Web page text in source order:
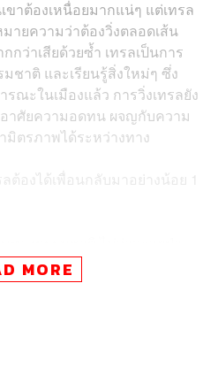
าต้องเหนื่อยมากแน่ๆ แต่เทรล
ายความว่าต้องวิ่งตลอดเส้น
กว่าเสียด้วยซ้ำ เทรลเป็นการ
ชาติ และเรียนรู้สิ่งใหม่ๆ ซึ่ง
ณะในเมืองแล้ว การวิ่งเทรลยัง
าศัยความอดทน ผจญกับความ
ตรภาพได้ระหว่างทาง
ต้องได้เพื่อนกลับมาอย่างน้อย 1
ะลำธาร เต็มไปด้วยอุปสรรค
ละน้ำ ซึ่งหาไม่ได้ในสวน
MORE